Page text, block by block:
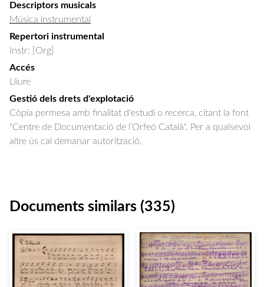
Descriptors musicals
Música instrumental
Repertori instrumental
Instr: [Org]
Accés
Lliure
Gestió dels drets d'explotació
Còpia permesa amb finalitat d'estudi o recerca, citant la font
"Centre de Documentació de l’Orfeó Català". Per a qualsevol
altre ús cal demanar autorització.
Documents similars (335)